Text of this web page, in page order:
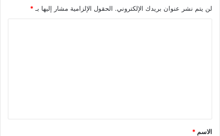
لن يتم نشر عنوان بريدك الإلكتروني. الحقول الإلزامية مشار إليها بـ *
*
الاسم *